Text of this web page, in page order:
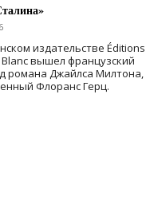
издательстве Éditions
вышел французский
романа Джайлса Милтона,
Флоранс Герц.